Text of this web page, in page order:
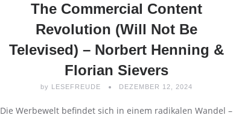
The Commercial Content
Revolution (Will Not Be
Televised) – Norbert Henning &
Florian Sievers
by LESEFREUDE DEZEMBER 12, 2024
Die Werbewelt befindet sich in einem radikalen Wandel –